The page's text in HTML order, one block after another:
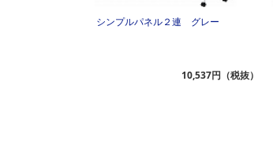
シンプルパネル２連 グレー
10,537円（税抜）